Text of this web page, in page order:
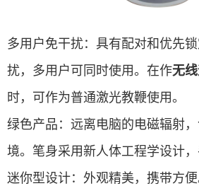
多用户免干扰：具有配对和优先
扰，多用户可同时使用。在作无
时，可作为普通激光教鞭使用。
绿色产品：远离电脑的电磁辐射
境。笔身采用新人体工程学设计
迷你型设计：外观精美，携带方便